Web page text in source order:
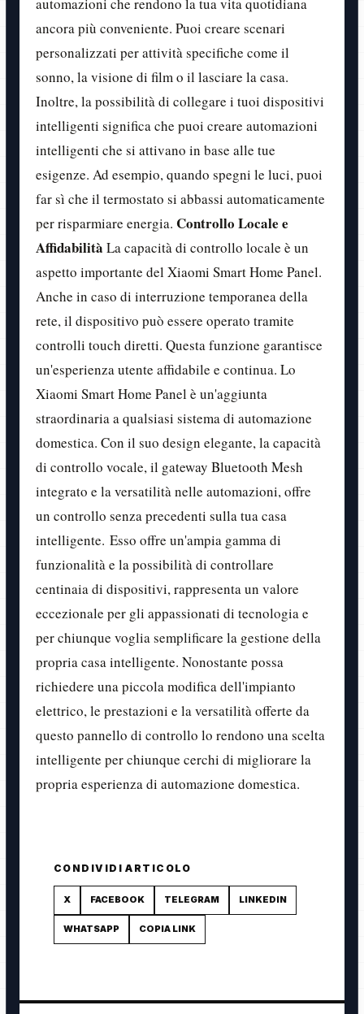
ancora più conveniente. Puoi creare scenari
personalizzati per attività specifiche come il
sonno, la visione di film o il lasciare la casa.
Inoltre, la possibilità di collegare i tuoi dispositivi
intelligenti significa che puoi creare automazioni
intelligenti che si attivano in base alle tue
esigenze. Ad esempio, quando spegni le luci, puoi
far sì che il termostato si abbassi automaticamente
per risparmiare energia. Controllo Locale e
Affidabilità La capacità di controllo locale è un
aspetto importante del Xiaomi Smart Home Panel.
Anche in caso di interruzione temporanea della
rete, il dispositivo può essere operato tramite
controlli touch diretti. Questa funzione garantisce
un'esperienza utente affidabile e continua. Lo
Xiaomi Smart Home Panel è un'aggiunta
straordinaria a qualsiasi sistema di automazione
domestica. Con il suo design elegante, la capacità
di controllo vocale, il gateway Bluetooth Mesh
integrato e la versatilità nelle automazioni, offre
un controllo senza precedenti sulla tua casa
intelligente. Esso offre un'ampia gamma di
funzionalità e la possibilità di controllare
centinaia di dispositivi, rappresenta un valore
eccezionale per gli appassionati di tecnologia e
per chiunque voglia semplificare la gestione della
propria casa intelligente. Nonostante possa
richiedere una piccola modifica dell'impianto
elettrico, le prestazioni e la versatilità offerte da
questo pannello di controllo lo rendono una scelta
intelligente per chiunque cerchi di migliorare la
propria esperienza di automazione domestica.
CONDIVIDI ARTICOLO
X FACEBOOK TELEGRAM LINKEDIN
WHATSAPP COPIA LINK